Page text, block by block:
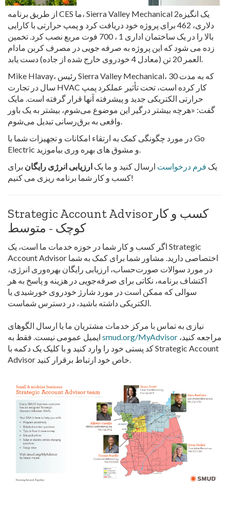
از طریق برنامه CES ما، Sierra Valley Mechanical یک انگیزه2
دلاری، 462 برای پروژه خود دریافت کرد و پمپ حرارتی با کارایی
بالا را در یک ساختمان اداری 1 ، 700 فوت مربع نصب کرد. تخمین
زده می شود که این پروژه به صرفه جویی در مصرف کربن مادام
Mike Hlavay، رئیس Sierra Valley Mechanical، که به مدت 30
سال در تجارت HVAC کار کرده است، تحت تأثیر عملکرد پمپ
حرارتی الکتریکی جدید و پیشرفته آنها قرار گرفته است. مایک
گفت: «هرچه بیشتر درگیر این موضوع می‌شوم، بیشتر به یک باور
در مورد چگونگی کمک به ارتقاء امکانات و تجهیزات شما با Go
یک فرم درخواست ارسال کنید و ما یک ارزیابی انرژی رایگان برای
کسب و کار شما برنامه ریزی می کنیم!
Strategic Account Advisorکسب و کار
کوچک - متوسط
اگر کسب و کار شما در حوزه خدمات ما است، یک Strategic
Account Advisor اختصاصی دارید. مشاور شما برای کمک به شما
در مورد سوالات صورت‌حساب، ارزیابی رایگان بهره‌وری انرژی،
اکتشاف برنامه، نکاتی برای صرفه‌جویی در هزینه و پاسخ به هر
سوالی که ممکن است در مورد شارژ خودروی خورشیدی یا
نیازی به تماس با مرکز خدمات مشتریان ما یا ارسال الگوهای
smud.org/MyAdvisor
کد پستی خود را وارد کنید و با کلیک یک دکمه با Strategic Account